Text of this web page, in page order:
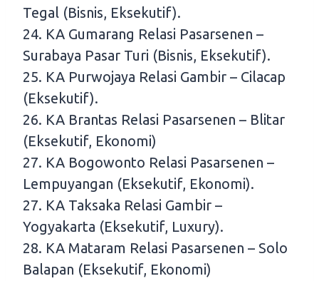
Tegal (Bisnis, Eksekutif).
24. KA Gumarang Relasi Pasarsenen –
Surabaya Pasar Turi (Bisnis, Eksekutif).
25. KA Purwojaya Relasi Gambir – Cilacap
(Eksekutif).
26. KA Brantas Relasi Pasarsenen – Blitar
(Eksekutif, Ekonomi)
27. KA Bogowonto Relasi Pasarsenen –
Lempuyangan (Eksekutif, Ekonomi).
27. KA Taksaka Relasi Gambir –
Yogyakarta (Eksekutif, Luxury).
28. KA Mataram Relasi Pasarsenen – Solo
Balapan (Eksekutif, Ekonomi)